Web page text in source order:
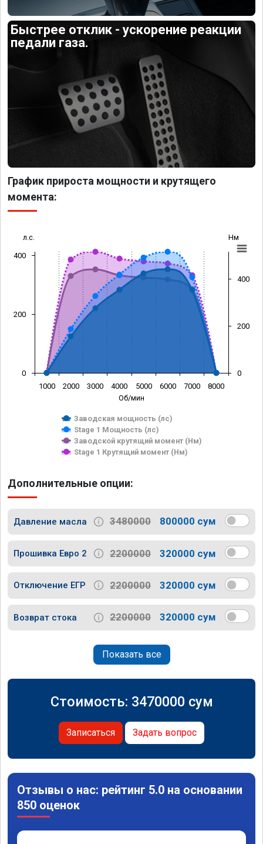
Быстрее отклик - ускорение реакции
педали газа.
График прироста мощности и крутящего
момента:
Об/мин
л.с. Нм
Заводская мощность (лс)
Stage 1 Мощность (лс)
Заводской крутящий момент (Нм)
Stage 1 Крутящий момент (Нм)
1000 2000 3000 4000 5000 6000 7000 8000
0
200
400
0
200
400
Дополнительные опции:
Давление масла 3480000 800000 сум
Прошивка Евро 2 2200000 320000 сум
Отключение ЕГР 2200000 320000 сум
Возврат стока 2200000 320000 сум
Показать все
Стоимость: 3470000 сум
Записаться Задать вопрос
Отзывы о нас: рейтинг 5.0 на основании
850 оценок